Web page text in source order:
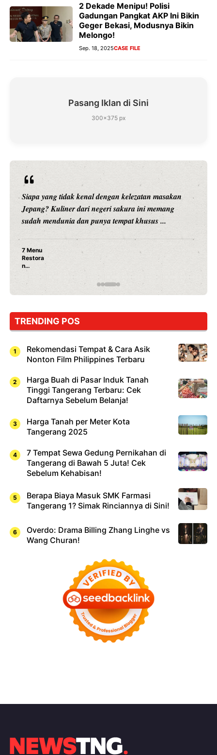
2 Dekade Menipu! Polisi
Gadungan Pangkat AKP Ini Bikin
Geger Bekasi, Modusnya Bikin
Melongo!
Sep. 18, 2025CASE FILE
Pasang Iklan di Sini
300×375 px
Siapa yang tidak kenal dengan kelezatan masakan
Jepang? Kuliner dari negeri sakura ini memang
sudah mendunia dan punya tempat khusus ...
7 Menu
Restora
n
Jepang
Dicoba,
Cuma
Sushi!
TRENDING POS
Rekomendasi Tempat & Cara Asik
Nonton Film Philippines Terbaru
Harga Buah di Pasar Induk Tanah
Tinggi Tangerang Terbaru: Cek
Daftarnya Sebelum Belanja!
Harga Tanah per Meter Kota
Tangerang 2025
7 Tempat Sewa Gedung Pernikahan di
Tangerang di Bawah 5 Juta! Cek
Sebelum Kehabisan!
Berapa Biaya Masuk SMK Farmasi
Tangerang 1? Simak Rinciannya di Sini!
Overdo: Drama Billing Zhang Linghe vs
Wang Churan!